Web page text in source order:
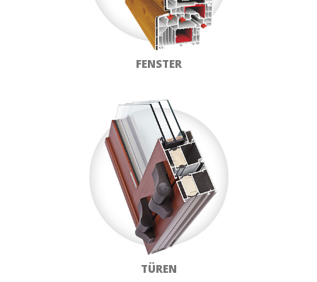
FENSTER
TÜREN